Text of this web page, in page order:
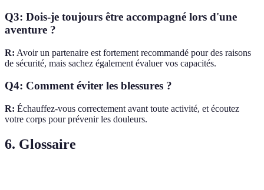
Q3: Dois-je toujours être accompagné lors d'une
aventure ?
R: Avoir un partenaire est fortement recommandé pour des raisons
de sécurité, mais sachez également évaluer vos capacités.
Q4: Comment éviter les blessures ?
R: Échauffez-vous correctement avant toute activité, et écoutez
votre corps pour prévenir les douleurs.
6. Glossaire